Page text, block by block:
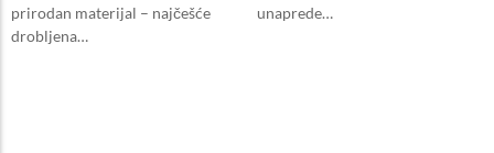
prirodan materijal – najčešće
drobljena…
unaprede…